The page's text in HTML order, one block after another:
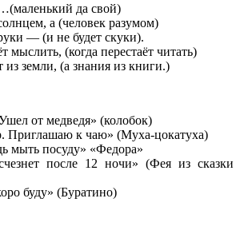
да свой)
а (человек разумом)
— (и не будет скуки).
мыслить, (когда перестаёт читать)
земли, (а знания из книги.)
от медведя» (колобок)
Приглашаю к чаю» (Муха-цокатуха)
мыть посуду» «Федора»
после 12 ночи» (Фея из сказки
буду» (Буратино)